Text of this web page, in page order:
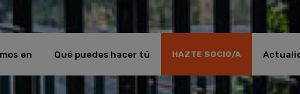
en Qué puedes hacer tú HAZTE SOCIO/A